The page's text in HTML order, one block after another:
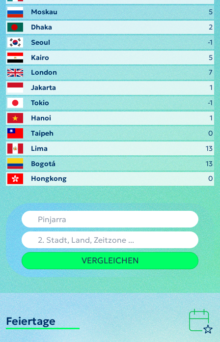
Moskau
5
Dhaka
2
Seoul
-1
Kairo
5
London
7
Jakarta
1
Tokio
-1
Hanoi
1
Taipeh
0
Lima
13
Bogotá
13
Hongkong
0
VERGLEICHEN
Feiertage